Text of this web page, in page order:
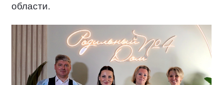
области.